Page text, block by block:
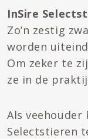
InSire
Zo’n zestig
worden
Om zeker te
ze in de
Als veehouder
Selectstieren